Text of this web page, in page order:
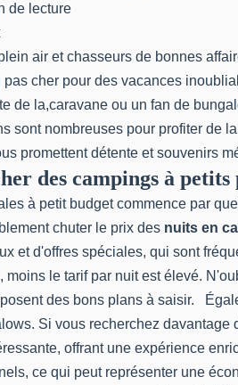
de lecture
air et chasseurs de bonnes
cher pour des vacances
de la,caravane ou un fan de
sont nombreuses pour profiter de
promettent détente et souvenirs
des campings à
à petit budgetcommence par
chuter le prix des nuits en
et d'offres spéciales, qui sont
moins le tarif par nuit est élevé.
des bons plans à saisir.
Si vous recherchez davantage
offrant une expérience
ce qui peut représenter une